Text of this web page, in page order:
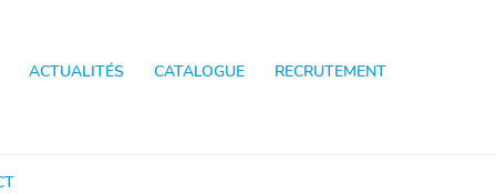
ACTUALITÉS CATALOGUE RECRUTEMENT